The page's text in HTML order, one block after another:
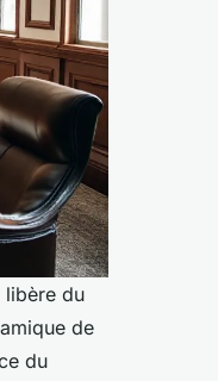
libère du
de
du